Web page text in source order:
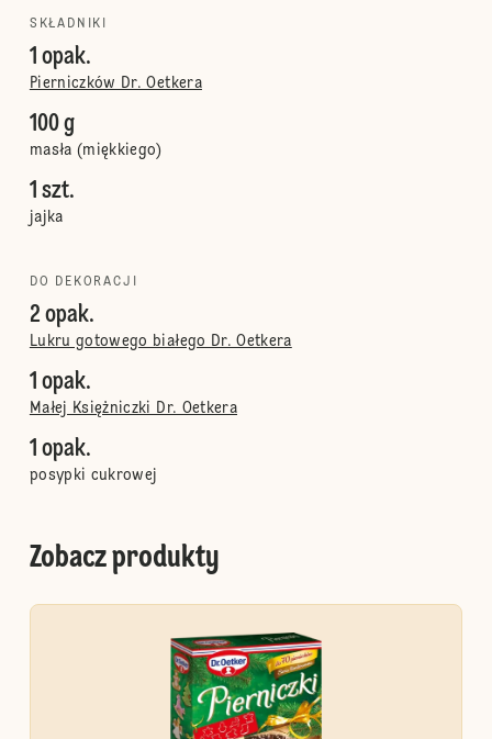
SKŁADNIKI
1 opak.
Pierniczków Dr. Oetkera
100 g
masła (miękkiego)
1 szt.
jajka
DO DEKORACJI
2 opak.
Lukru gotowego białego Dr. Oetkera
1 opak.
Małej Księżniczki Dr. Oetkera
1 opak.
posypki cukrowej
Zobacz produkty